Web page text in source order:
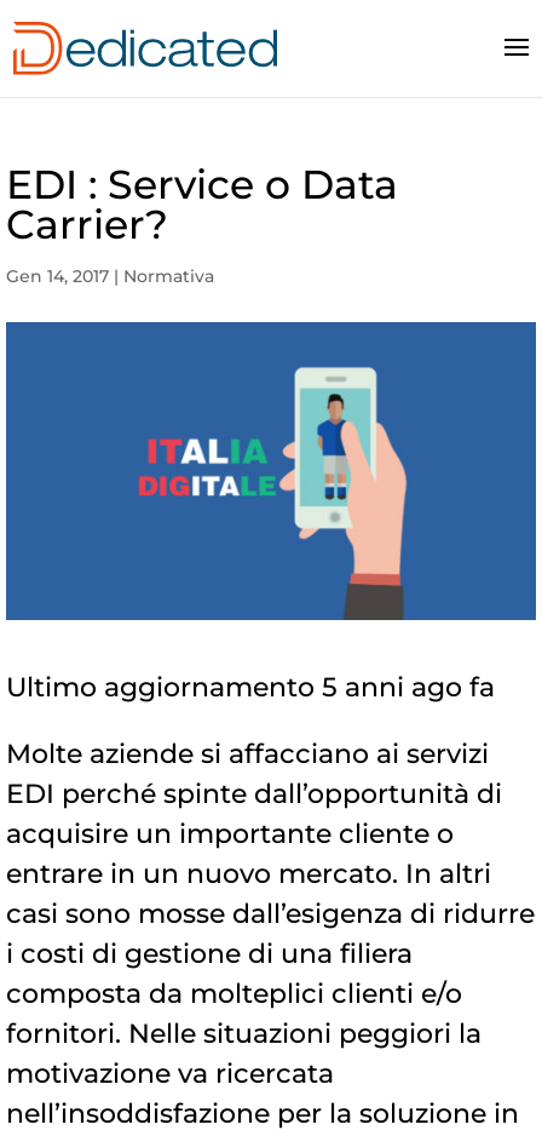
EDI : Service o Data
Carrier?
Gen 14, 2017 | Normativa
Ultimo aggiornamento 5 anni ago fa
Molte aziende si affacciano ai servizi
EDI perché spinte dall’opportunità di
acquisire un importante cliente o
entrare in un nuovo mercato. In altri
casi sono mosse dall’esigenza di ridurre
i costi di gestione di una filiera
composta da molteplici clienti e/o
fornitori. Nelle situazioni peggiori la
motivazione va ricercata
nell’insoddisfazione per la soluzione in